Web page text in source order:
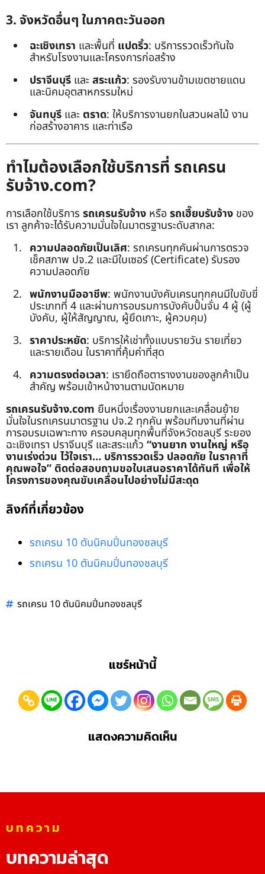
3. จังหวัดอื่นๆ ในภาคตะวันออก
ฉะเชิงเทรา และพื้นที่ แปดริ้ว: บริการรวดเร็วทันใจ
สำหรับโรงงานและโครงการก่อสร้าง
ปราจีนบุรี และสระแก้ว: รองรับงานข้ามเขตชายแดน
และนิคมอุตสาหกรรมใหม่
จันทบุรี และ ตราด: ให้บริการงานยกในสวนผลไม้ งาน
ก่อสร้างอาคาร และท่าเรือ
ทำไมต้องเลือกใช้บริการที่ รถเครน
รับจ้าง.com?
การเลือกใช้บริการ รถเครนรับจ้าง หรือรถเฮี๊ยบรับจ้าง ของ
เรา ลูกค้าจะได้รับความมั่นใจในมาตรฐานระดับสากล:
ความปลอดภัยเป็นเลิศ: รถเครนทุกคันผ่านการตรวจ
เช็คสภาพ ปจ.2 และมีใบเซอร์ (Certificate) รับรอง
ความปลอดภัย
พนักงานมืออาชีพ: พนักงานบังคับเครนทุกคนมีใบขับขี่
ประเภทที่ 4 และผ่านการอบรมการบังคับปั้นจั่น 4 ผู้ (ผู้
บังคับ, ผู้ให้สัญญาณ, ผู้ยึดเกาะ, ผู้ควบคุม)
ราคาประหยัด: บริการให้เช่าทั้งแบบรายวัน รายเที่ยว
และรายเดือน ในราคาที่คุ้มค่าที่สุด
ความตรงต่อเวลา: เรายึดถือตารางงานของลูกค้าเป็น
สำคัญ พร้อมเข้าหน้างานตามนัดหมาย
รถเครนรับจ้าง.com ยืนหนึ่งเรื่องงานยกและเคลื่อนย้าย
มั่นใจในรถเครนมาตรฐาน ปจ.2 ทุกคัน พร้อมทีมงานที่ผ่าน
การอบรมเฉพาะทาง ครอบคลุมทุกพื้นที่จังหวัดชลบุรี ระยอง
ฉะเชิงเทรา ปราจีนบุรี และสระแก้ว “งานยาก งานใหญ่ หรือ
งานเร่งด่วน ไว้ใจเรา… บริการรวดเร็ว ปลอดภัย ในราคาที่
คุณพอใจ” ติดต่อสอบถามขอใบเสนอราคาได้ทันที เพื่อให้
โครงการของคุณขับเคลื่อนไปอย่างไม่มีสะดุด
ลิงก์ที่เกี่ยวข้อง
รถเครน 10 ตันนิคมปิ่นทองชลบุรี
รถเครน 10 ตันนิคมปิ่นทองชลบุรี
รถเครน 10 ตันนิคมปิ่นทองชลบุรี
แชร์หน้านี้
แสดงความคิดเห็น
บทความ
บทความล่าสุด